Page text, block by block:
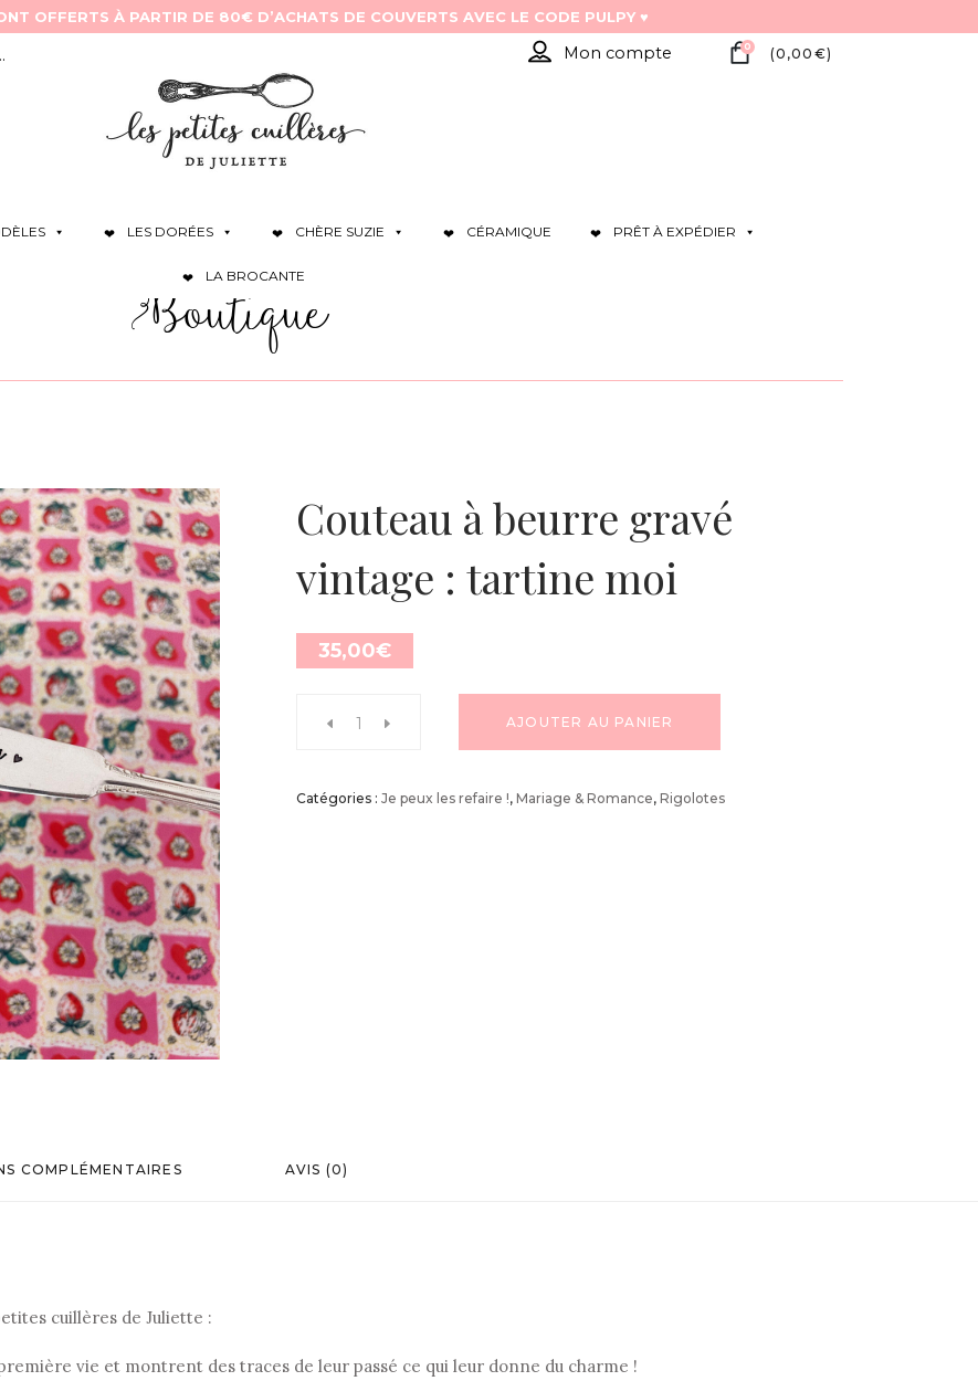
Mon compte 0 (0,00 €)
LES DORÉES CHÈRE SUZIE CÉRAMIQUE PRÊT À EXPÉDIER
LA BROCANTE
Boutique
Couteau à beurre gravé
vintage : tartine moi
35,00€
AJOUTER AU PANIER
Catégories : Je peux les refaire !, Mariage & Romance, Rigolotes
COMPLÉMENTAIRES AVIS (0)
cuillères de Juliette :
vie et montrent des traces de leur passé ce qui leur donne du charme !